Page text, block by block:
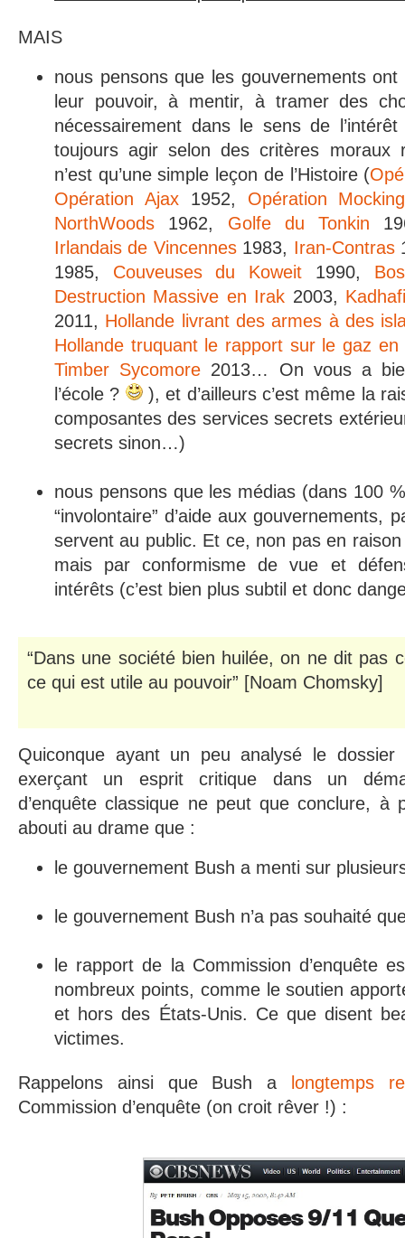
MAIS
nous pensons que les gouvernements
leur pouvoir, à mentir, à tramer des
nécessairement dans le sens de
toujours agir selon des critères moraux
n’est qu’une simple leçon de l’Histoire (
Opération Ajax1952, Opération
NorthWoods 1962, Golfe du Tonkin
Irlandais de Vincennes1983, Iran-Contras
1985, Couveuses du Koweit 1990,
Destruction Massive en Irak 2003,
2011, Hollande livrant des armes à des
Hollande truquant le rapport sur le gaz en
Timber Sycomore 2013… On vous a
l’école ?
), et d’ailleurs c’est même la
composantes des services secrets
secrets sinon…)
nous pensons que les médias (dans 100
“involontaire” d’aide aux gouvernements,
servent au public. Et ce, non pas en raison
mais par conformisme de vue et
intérêts (c’est bien plus subtil et donc
“Dans une société bien huilée, on ne dit pas
ce qui est utile au pouvoir” [Noam Chomsky]
Quiconque ayant un peu analysé le
exerçant un esprit critique dans un
d’enquête classique ne peut que conclure, à
abouti au drame que :
le gouvernement Bush a menti sur
le gouvernement Bush n’a pas souhaité
le rapport de la Commission d’enquête
nombreux points, comme le soutien
et hors des États-Unis. Ce que disent
victimes.
Rappelons ainsi que Bush a
longtemps
Commission d’enquête (on croit rêver !) :